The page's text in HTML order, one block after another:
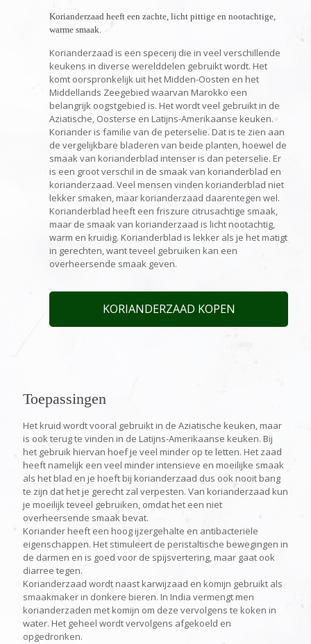
Korianderzaad heeft een zachte, licht pittige en nootachtige,
warme smaak.
Korianderzaad is een specerij die in veel verschillende
keukens in diverse werelddelen gebruikt wordt. Het
komt oorspronkelijk uit het Midden-Oosten en het
Middellands Zeegebied waarvan Marokko een
belangrijk oogstgebied is. Het wordt veel gebruikt in de
Aziatische, Oosterse en Latijns-Amerikaanse keuken.
Koriander is familie van de peterselie. Dat is te zien aan
de vergelijkbare bladeren van beide planten, hoewel de
smaak van korianderblad intenser is dan peterselie. Er
is een groot verschil in de smaak van korianderblad en
korianderzaad. Veel mensen vinden korianderblad niet
lekker smaken, maar korianderzaad daarentegen wel.
Korianderblad heeft een friszure citrusachtige smaak,
maar de smaak van korianderzaad is licht nootachtig,
warm en kruidig. Korianderblad is lekker als je het matigt
in gerechten, want teveel gebruiken kan een
overheersende smaak geven.
KORIANDERZAAD KOPEN
Toepassingen
Het kruid wordt vooral gebruikt in de Aziatische keuken, maar
is ook terug te vinden in de Latijns-Amerikaanse keuken. Bij
het gebruik hiervan hoef je veel minder op te letten. Het zaad
heeft namelijk een veel minder intensieve en moeilijke smaak
als het blad en je hoeft bij korianderzaad dus ook nooit bang
te zijn dat het je gerecht zal verpesten. Van korianderzaad kun
je moeilijk teveel gebruiken, omdat het een niet
overheersende smaak bevat.
Koriander heeft een hoog ijzergehalte en antibacteriële
eigenschappen. Het stimuleert de peristaltische bewegingen in
de darmen en is goed voor de spijsvertering, maar gaat ook
diarree tegen.
Korianderzaad wordt naast karwijzaad en komijn gebruikt als
smaakmaker in donkere bieren. In India vermengt men
korianderzaden met komijn om deze vervolgens te koken in
water. Het geheel wordt vervolgens afgekoeld en
opgedronken.